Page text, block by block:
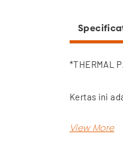
*THERMAL
Kertas ini
Ukuran : 80 x